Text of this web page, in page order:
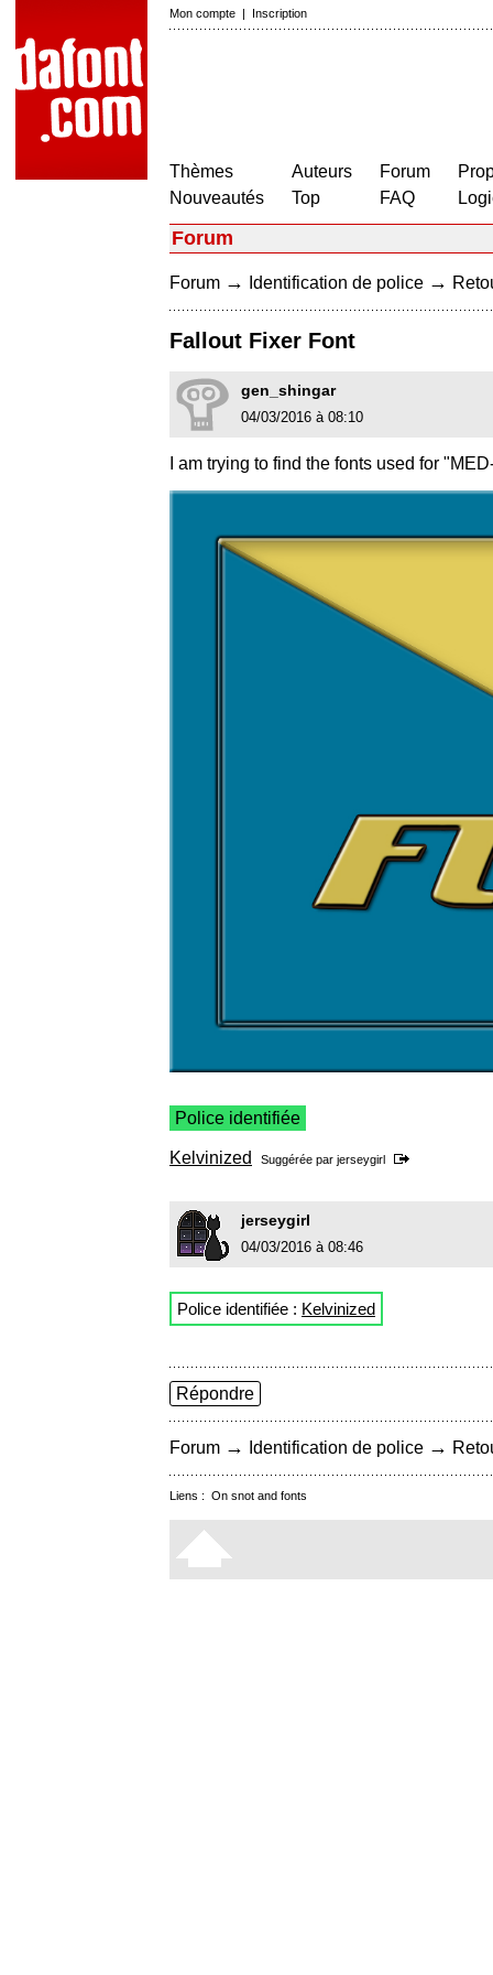
Mon compte | Inscription
Thèmes
Nouveautés
Auteurs
Top
Forum
FAQ
Forum
Forum → Identification de police →
Fallout Fixer Font
gen_shingar
04/03/2016 à 08:10
I am trying to find the fonts used for
Police identifiée
Kelvinized Suggérée par jerseygirl
jerseygirl
04/03/2016 à 08:46
Police identifiée : Kelvinized
Répondre
Forum → Identification de police →
Liens : On snot and fonts